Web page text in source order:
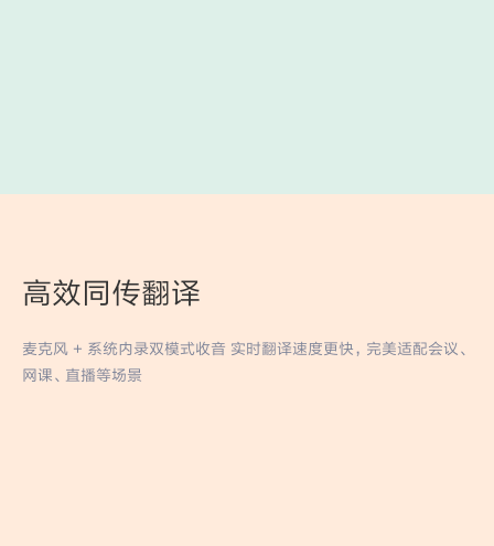
高效同传翻译
麦克风 + 系统内录双模式收音 实时翻译速度更快，完美适配会议、
网课、直播等场景